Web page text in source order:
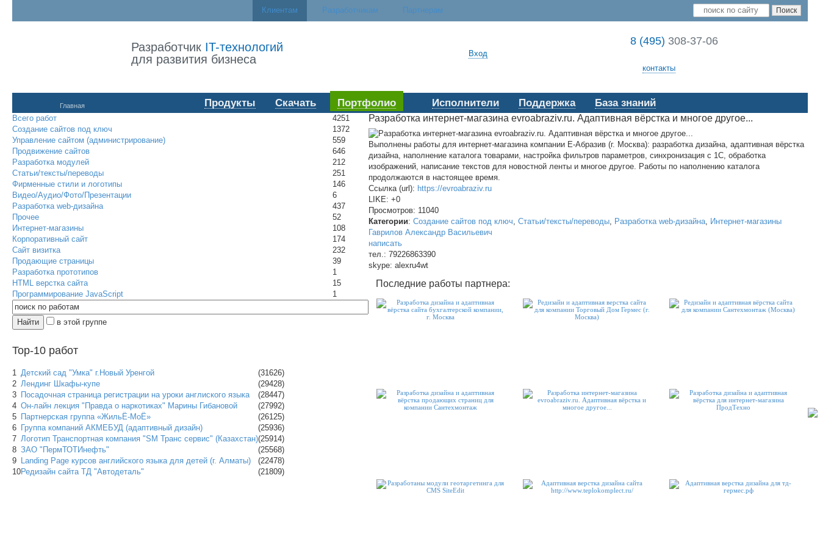
Клиентам Разработчикам Партнерам
Разработчик IT-технологий
для развития бизнеса
Вход
8 (495) 308-37-06
контакты
Главная Продукты Скачать Портфолио Исполнители Поддержка База знаний
Всего работ
4251
Создание сайтов под ключ
1372
Управление сайтом (администрирование)
559
Продвижение сайтов
646
Разработка модулей
212
Статьи/тексты/переводы
251
Фирменные стили и логотипы
146
Видео/Аудио/Фото/Презентации
6
Разработка web-дизайна
437
Прочее
52
Интернет-магазины
108
Корпоративный сайт
174
Сайт визитка
232
Продающие страницы
39
Разработка прототипов
1
HTML верстка сайта
15
Программирование JavaScript
1
в этой группе
Top-10 работ
1 Детский сад "Умка" г.Новый Уренгой
(31626)
2 Лендинг Шкафы-купе
(29428)
3 Посадочная страница регистрации на уроки англиского языка
(28447)
4 Он-лайн лекция "Правда о наркотиках" Марины Гибановой
(27992)
5 Партнерская группа «ЖильЁ-МоЁ»
(26125)
6 Группа компаний АКМЕБУД (адаптивный дизайн)
(25936)
7 Логотип Транспортная компания "SM Транс сервис" (Казахстан)(25914)
8 ЗАО "ПермТОТИнефть"
(25568)
9 Landing Page курсов английского языка для детей (г. Алматы)
(22478)
10Редизайн сайта ТД "Автодеталь" (21809)
Разработка интернет-магазина evroabraziv.ru. Адаптивная вёрстка и многое другое...
Выполнены работы для интернет-магазина компании Е-Абразив (г. Москва): разработка дизайна, адаптивная вёрстка
дизайна, наполнение каталога товарами, настройка фильтров параметров, синхронизация с 1С, обработка
изображений, написание текстов для новостной ленты и многое другое. Работы по наполнению каталога
продолжаются в настоящее время.
Ссылка (url): https://evroabraziv.ru
LIKE: +0
Просмотров: 11040
Категории: Создание сайтов под ключ Статьи/тексты/переводы Разработка web-дизайна Интернет-магазины
Гаврилов Александр Васильевич
написать
тел.: 79226863390
skype: alexru4wt
Последние работы партнера: